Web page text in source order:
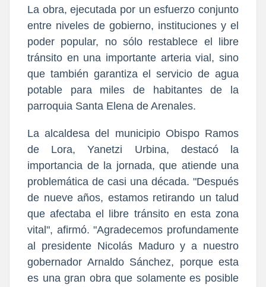
La obra, ejecutada por un esfuerzo conjunto
entre niveles de gobierno, instituciones y el
poder popular, no sólo restablece el libre
tránsito en una importante arteria vial, sino
que también garantiza el servicio de agua
potable para miles de habitantes de la
parroquia Santa Elena de Arenales.
La alcaldesa del municipio Obispo Ramos
de Lora, Yanetzi Urbina, destacó la
importancia de la jornada, que atiende una
problemática de casi una década. "Después
de nueve años, estamos retirando un talud
que afectaba el libre tránsito en esta zona
vital", afirmó. "Agradecemos profundamente
al presidente Nicolás Maduro y a nuestro
gobernador Arnaldo Sánchez, porque esta
es una gran obra que solamente es posible